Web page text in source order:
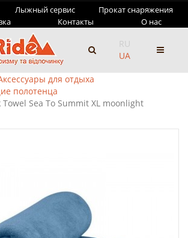
Лыжный сервис
Прокат снаряжения
Контакты О нас
RU
UA
для отдыха
полотенца
Towel Sea To Summit XL moonlight